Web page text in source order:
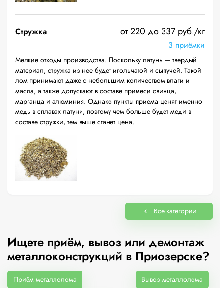
Стружка от 220 до 337 руб./кг
3 приёмки
Мелкие отходы производства. Поскольку латунь — твердый
материал, стружка из нее будет игольчатой и сыпучей. Такой
лом принимают даже с небольшим количеством влаги и
масла, а также допускают в составе примеси свинца,
марганца и алюминия. Однако пункты приема ценят именно
медь в сплавах латуни, поэтому чем больше будет меди в
составе стружки, тем выше станет цена.
Все категории
Ищете приём, вывоз или демонтаж
металлоконструкций в Приозерске?
Приём металлолома Вывоз металлолома